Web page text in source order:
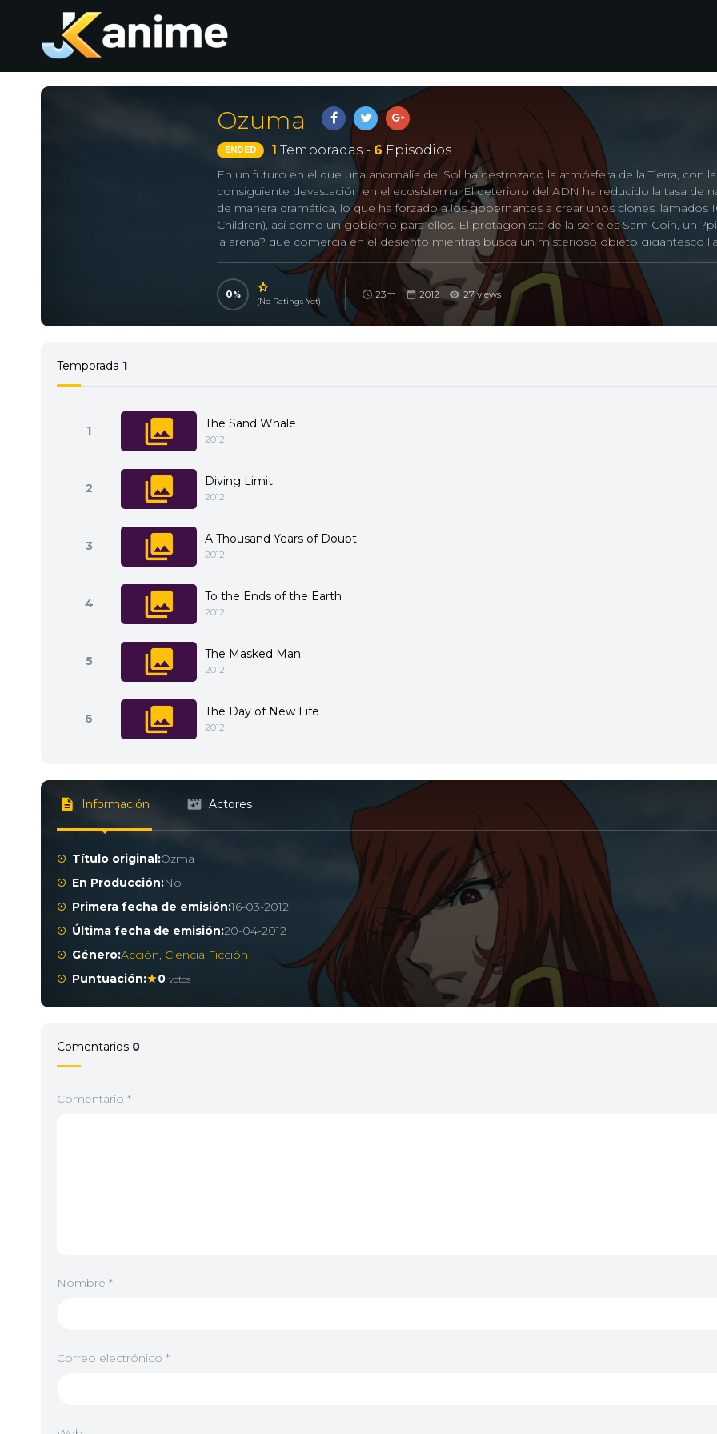
Ozuma
ENDED 1 Temporadas - 6 Episodios
En un futuro en el que una anomalía del Sol ha destrozado la atmósfera de la Tierra, con la
consiguiente devastación en el ecosistema. El deterioro del ADN ha reducido la tasa de
de manera dramática, lo que ha forzado a los gobernantes a crear unos clones llamados
Children), así como un gobierno para ellos. El protagonista de la serie es Sam Coin, un
la arena? que comercia en el desiento mientras busca un misterioso objeto gigantesco
Ozuma, que en su día causó daño a su hermano. En una de sus correrías rescata a una
llamada Maya que está siendo perseguida por un destructor de la arena propiedad del
?Shishiasu?. Sam se la lleva a la nave de los piratas de la arena, Barudonosu, situada en el
de Oaaze. Sin embargo, el destructor de la arena de los IC asedia a la Barudanosu.
0
(No Ratings Yet)
23m 2012 27 views
Temporada 1
1 The Sand Whale
2012
2 Diving Limit
2012
3 A Thousand Years of Doubt
2012
4 To the Ends of the Earth
2012
5 The Masked Man
2012
6 The Day of New Life
2012
Información Actores
Título original:Ozma
En Producción:No
Primera fecha de emisión:16-03-2012
Última fecha de emisión:20-04-2012
Género:Acción, Ciencia Ficción
Puntuación:
0 votos
Comentarios 0
Comentario *
Nombre *
Correo electrónico *